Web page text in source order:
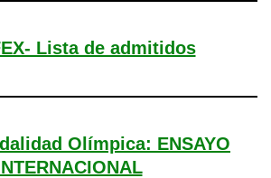
Lista de admitidos
Olímpica: ENSAYO